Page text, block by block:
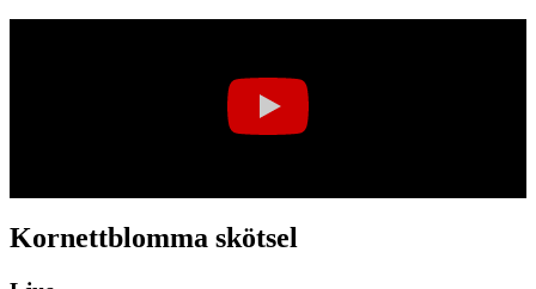
Kornettblomma skötsel